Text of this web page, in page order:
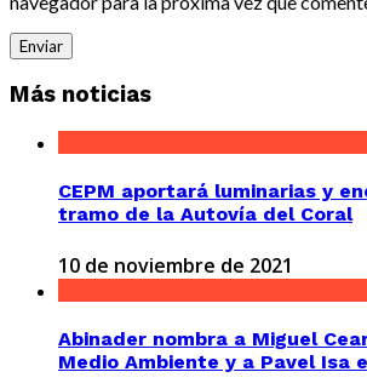
Más noticias
CEPM aportará luminarias y
tramo de la Autovía del Coral
10 de noviembre de 2021
Abinader nombra a Miguel
Medio Ambiente y a Pavel Isa